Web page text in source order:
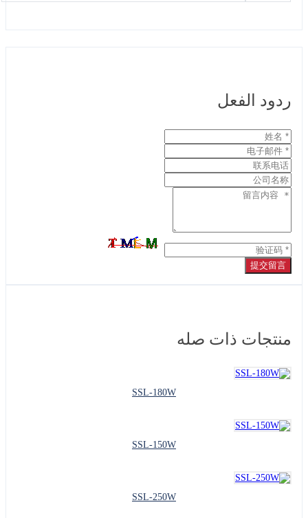
ردود الفعل
提交留言
منتجات ذات صله
SSL-180W
SSL-150W
SSL-250W